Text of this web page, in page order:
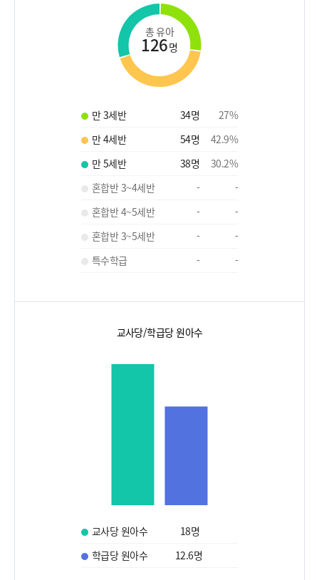
총 유아
126명
만 3세반 34명 27%
만 4세반
54명 42.9%
만 5세반
38명 30.2%
혼합반 3~4세반
-
-
혼합반 4~5세반
-
-
혼합반 3~5세반
-
-
특수학급
- -
교사당/학급당 원아수
교사당 원아수 18명
학급당 원아수
12.6명